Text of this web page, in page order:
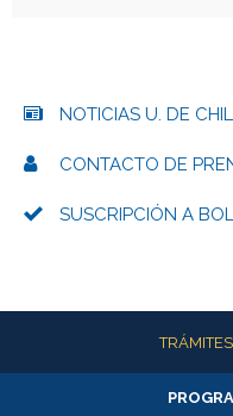
NOTICIAS U. DE
CONTACTO DE
SUSCRIPCIÓN A
Más información